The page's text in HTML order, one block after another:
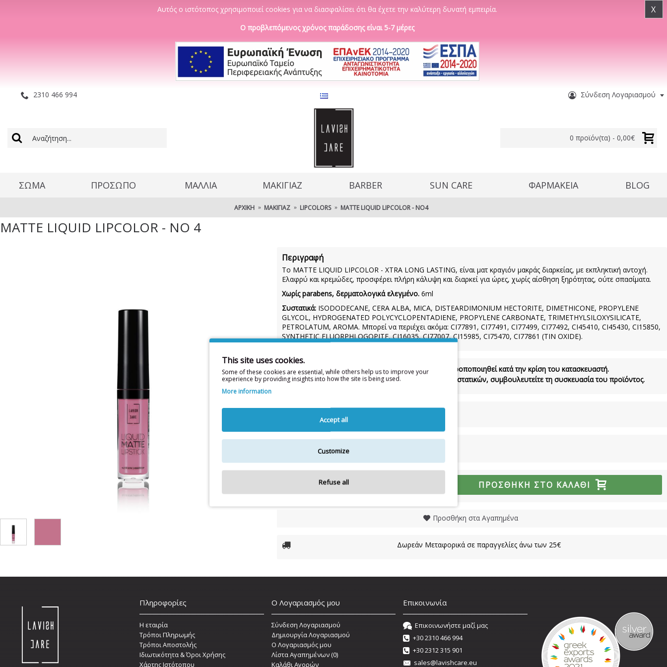
Αυτός ο ιστότοπος χρησιμοποιεί cookies για να διασφαλίσει ότι θα έχετε την καλύτερη δυνατή εμπειρία. X
Ο προβλεπόμενος χρόνος παράδοσης είναι 5-7 μέρες
2310 466 994 Σύνδεση Λογαριασμού
0 προϊόν(τα) - 0,00€
ΣΩΜΑ ΠΡΟΣΩΠΟ ΜΑΛΛΊΑ ΜΑΚΙΓΙΑΖ BARBER SUN CARE ΦΑΡΜΑΚΕΙΑ BLOG
ΑΡΧΙΚΉ ΜΑΚΙΓΙΆΖ LIPCOLORS MATTE LIQUID LIPCOLOR - NO4
MATTE LIQUID LIPCOLOR - NO 4
Περιγραφή
Το MATTE LIQUID LIPCOLOR - XTRA LONG LASTING, είναι ματ κραγιόν μακράς διαρκείας, με εκπληκτική αντοχή.
Ελαφρύ και κρεμώδες, προσφέρει πλήρη κάλυψη και διαρκεί για ώρες, χωρίς αίσθηση ξηρότητας, ούτε σπασίματα.
Χωρίς parabens, δερματολογικά ελεγμένο. 6ml
Συστατικά:ISODODECANE, CERA ALBA, MICA, DISTEARDIMONIUM HECTORITE, DIMETHICONE, PROPYLENE
GLYCOL, HYDROGENATED POLYCYCLOPENTADIENE, PROPYLENE CARBONATE, TRIMETHYLSILOXYSILICATE,
PETROLATUM, AROMA. Μπορεί να περιέχει ακόμα: CI77891, CI77491, CI77499, CI77492, CI45410, CI45430, CI15850,
SYNTHETIC FLUORPHLOGOPITE, CI16035, CI77007, CI15985, CI75470, CI77861 (TIN OXIDE).
Η λίστα συστατικών δύναται να τροποποιηθεί κατά την κρίση του κατασκευαστή.
Για την πιο πλήρη και ενημερωμένη λίστα συστατικών, συμβουλευτείτε τη συσκευασία του προϊόντος.
ΠΡΟΣΘΉΚΗ ΣΤΟ ΚΑΛΆΘΙ
Προσθήκη στα Αγαπημένα
Δωρεάν Μεταφορικά σε παραγγελίες άνω των 25€
Πληροφορίες
Η εταιρία
Τρόποι Πληρωμής
Τρόποι Αποστολής
Ιδιωτικότητα & Όροι Χρήσης
Χάρτης Ιστότοπου
Ο Λογαριασμός μου
Σύνδεση Λογαριασμού
Δημιουργία Λογαριασμού
O Λογαριασμός μου
Λίστα Αγαπημένων (0)
Καλάθι Αγορών
Επικοινωνία
Επικοινωνήστε μαζί μας
+30 2310 466 994
+30 2312 315 901
sales@lavishcare.eu
This site uses cookies.
Some of these cookies are essential, while others help us to improve your
experience by providing insights into how the site is being used.
More information
Accept all
Customize
Refuse all